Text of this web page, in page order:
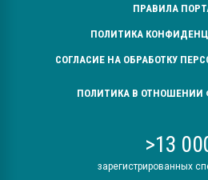
ПРАВИЛА
ПОЛИТИКА
СОГЛАСИЕ НА ОБРАБОТКУ
ПОЛИТИКА В ОТНОШЕНИИ
>13
зарегистрированных